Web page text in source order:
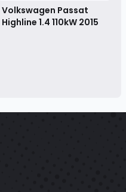
Volkswagen Passat
Highline 1.4 110kW 2015